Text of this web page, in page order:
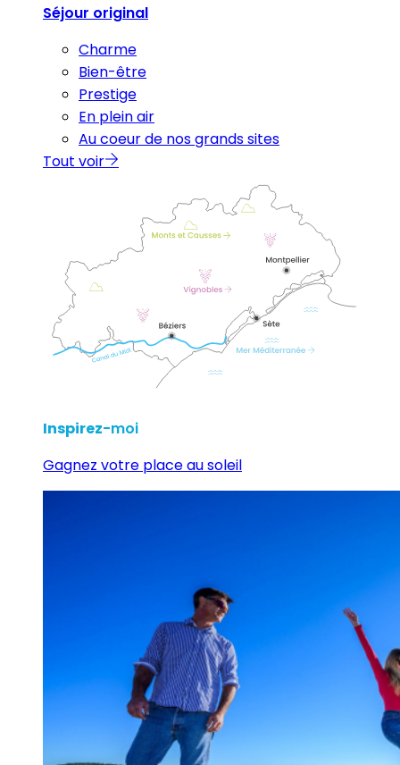
Séjour original
Charme
Bien-être
Prestige
En plein air
Au coeur de nos grands sites
Tout voir
Inspirez-moi
Gagnez votre place au soleil